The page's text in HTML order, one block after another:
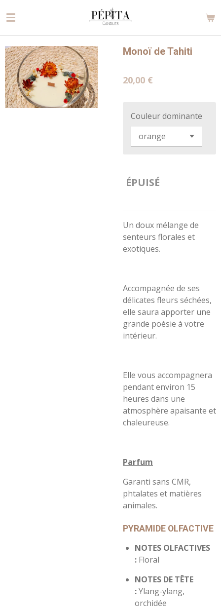
au
principal
Monoï de Tahiti
20,00 €
Couleur dominante
ÉPUISÉ
Un doux mélange de
senteurs florales et
exotiques.
Accompagnée de ses
délicates fleurs séchées,
elle saura apporter une
grande poésie à votre
intérieur.
Elle vous accompagnera
pendant environ 15
heures dans une
atmosphère apaisante et
chaleureuse.
Parfum
Garanti sans CMR,
phtalates et matières
animales.
PYRAMIDE OLFACTIVE
NOTES OLFACTIVES
: Floral
NOTES DE TÊTE
:Ylang-ylang,
orchidée